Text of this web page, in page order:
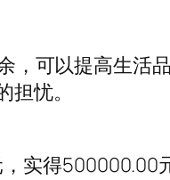
可以提高生活品
忧。
实得